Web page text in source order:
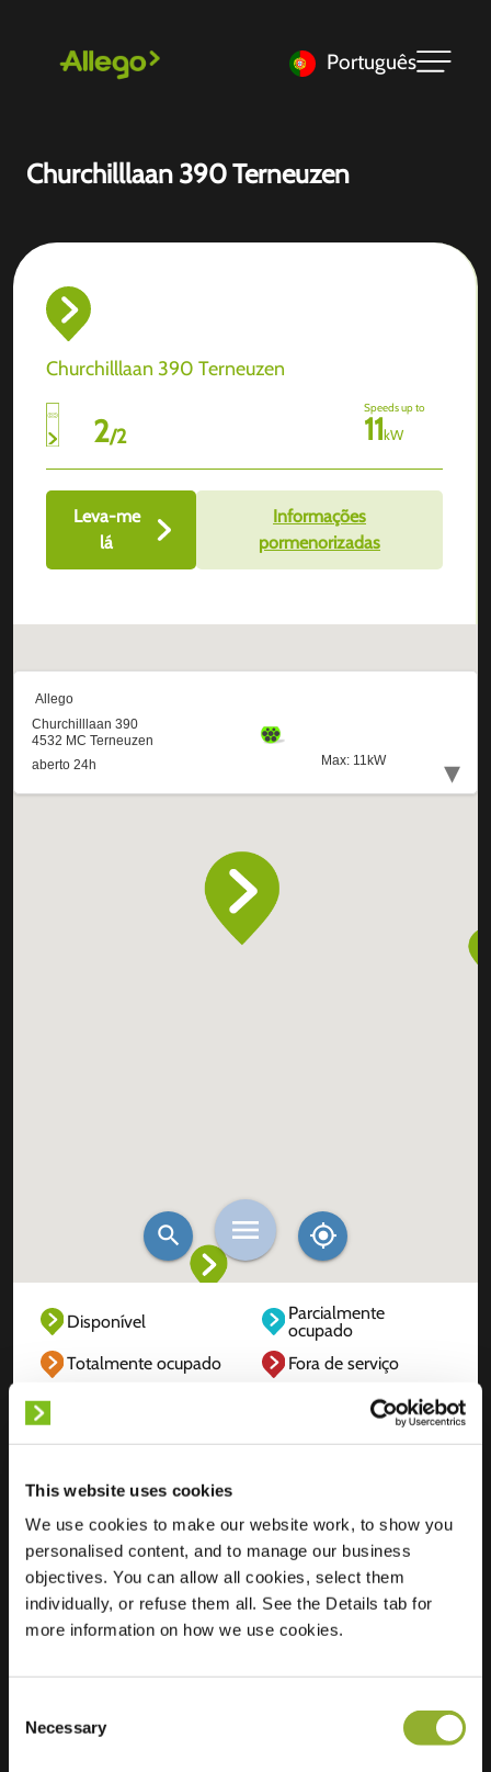
This website uses cookies
We use cookies to make our website work, to show you
personalised content, and to manage our business
objectives. You can allow all cookies, select them
individually, or refuse them all. See the Details tab for
more information on how we use cookies.
Selection
Necessary
Português
Churchilllaan 390 Terneuzen
Churchilllaan 390 Terneuzen
2/2
Speeds up to
11kW
Leva-me
lá
Informações
pormenorizadas
Disponível
Parcialmente
ocupado
Totalmente ocupado
Fora de serviço
Localização
Churchilllaan 390
4532 MC Terneuzen
Países Baixos